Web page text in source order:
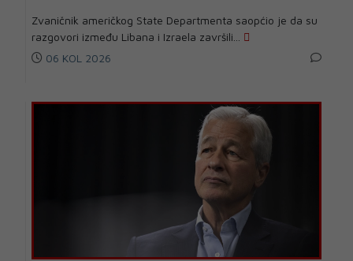
Zvaničnik američkog State Departmenta saopćio je da su
razgovori između Libana i Izraela završili...
06 KOL 2026